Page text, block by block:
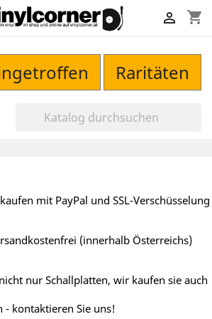
shopping_cart

Raritäten
mit PayPal und SSL-Verschüsselung
(innerhalb Österreichs)
nur Schallplatten, wir kaufen sie auch
- kontaktieren Sie uns!